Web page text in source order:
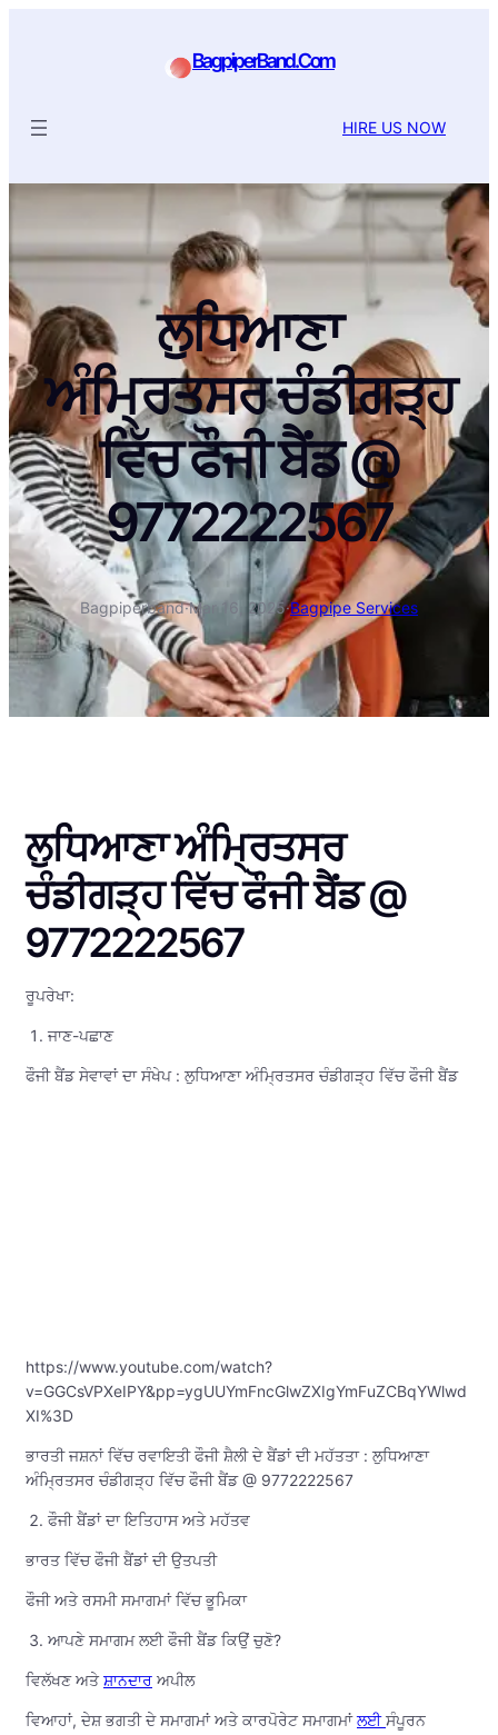
BagpiperBand.Com
HIRE US NOW
ਲੁਧਿਆਣਾ
ਅੰਮ੍ਰਿਤਸਰ ਚੰਡੀਗੜ੍ਹ
ਵਿੱਚ ਫੌਜੀ ਬੈਂਡ @
9772222567
Bagpiperband·Mar 16, 2025·Bagpipe Services
ਲੁਧਿਆਣਾ ਅੰਮ੍ਰਿਤਸਰ
ਚੰਡੀਗੜ੍ਹ ਵਿੱਚ ਫੌਜੀ ਬੈਂਡ @
9772222567
ਰੂਪਰੇਖਾ:
ਜਾਣ-ਪਛਾਣ
ਫੌਜੀ ਬੈਂਡ ਸੇਵਾਵਾਂ ਦਾ ਸੰਖੇਪ : ਲੁਧਿਆਣਾ ਅੰਮ੍ਰਿਤਸਰ ਚੰਡੀਗੜ੍ਹ ਵਿੱਚ ਫੌਜੀ ਬੈਂਡ
https://www.youtube.com/watch?
v=GGCsVPXeIPY&pp=ygUUYmFncGlwZXIgYmFuZCBqYWlwd
XI%3D
ਭਾਰਤੀ ਜਸ਼ਨਾਂ ਵਿੱਚ ਰਵਾਇਤੀ ਫੌਜੀ ਸ਼ੈਲੀ ਦੇ ਬੈਂਡਾਂ ਦੀ ਮਹੱਤਤਾ : ਲੁਧਿਆਣਾ
ਅੰਮ੍ਰਿਤਸਰ ਚੰਡੀਗੜ੍ਹ ਵਿੱਚ ਫੌਜੀ ਬੈਂਡ @ 9772222567
ਫੌਜੀ ਬੈਂਡਾਂ ਦਾ ਇਤਿਹਾਸ ਅਤੇ ਮਹੱਤਵ
ਭਾਰਤ ਵਿੱਚ ਫੌਜੀ ਬੈਂਡਾਂ ਦੀ ਉਤਪਤੀ
ਫੌਜੀ ਅਤੇ ਰਸਮੀ ਸਮਾਗਮਾਂ ਵਿੱਚ ਭੂਮਿਕਾ
ਆਪਣੇ ਸਮਾਗਮ ਲਈ ਫੌਜੀ ਬੈਂਡ ਕਿਉਂ ਚੁਣੋ?
ਵਿਲੱਖਣ ਅਤੇਸ਼ਾਨਦਾਰ ਅਪੀਲ
ਵਿਆਹਾਂ, ਦੇਸ਼ ਭਗਤੀ ਦੇ ਸਮਾਗਮਾਂ ਅਤੇ ਕਾਰਪੋਰੇਟ ਸਮਾਗਮਾਂਲਈਸੰਪੂਰਨ